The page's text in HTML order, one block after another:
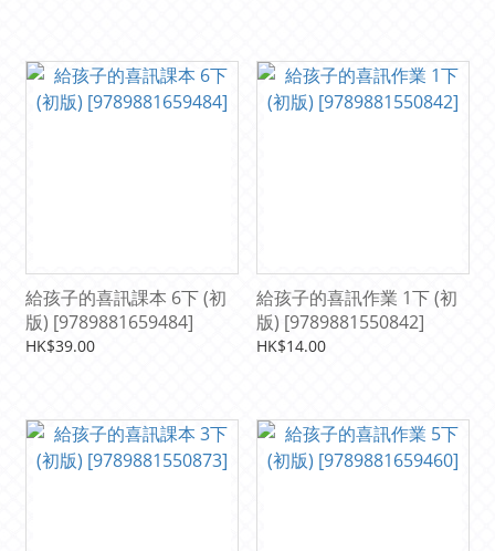
給孩子的喜訊課本 6下 (初
版) [9789881659484]
HK$39.00
給孩子的喜訊作業 1下 (初
版) [9789881550842]
HK$14.00